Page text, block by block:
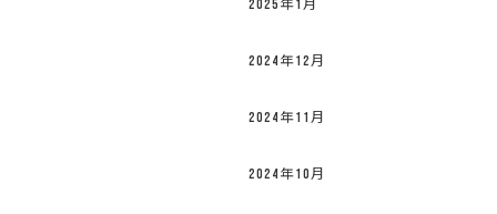
2025年1月
2024年12月
2024年11月
2024年10月